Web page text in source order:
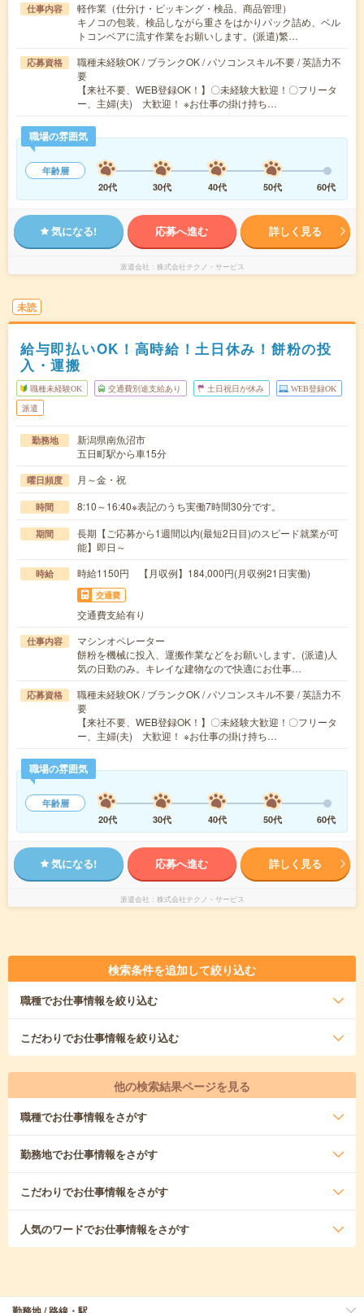
仕事内容
軽作業（仕分け・ピッキング・検品、商品管理）
キノコの包装、検品しながら重さをはかりパック詰め、ベル
トコンベアに流す作業をお願いします。(派遣)繁…
応募資格
職種未経験OK / ブランクOK / パソコンスキル不要 / 英語力不
要
【来社不要、WEB登録OK！】〇未経験大歓迎！〇フリータ
ー、主婦(夫) 大歓迎！ ※お仕事の掛け持ち…
職場の雰囲気
年齢層
20代
30代 40代 50代 60代
気になる! 応募へ進む 詳しく見る
派遣会社 株式会社テクノ・サービス
未読
給与即払いOK！高時給！土日休み！餅粉の投
入・運搬
職種未経験OK 交通費別途支給あり 土日祝日が休み WEB登録OK
派遣
勤務地
新潟県南魚沼市
五日町駅から車15分
曜日頻度 月～金・祝
時間 8:10～16:40※表記のうち実働7時間30分です。
期間
長期【ご応募から1週間以内(最短2日目)のスピード就業が可
能】即日～
時給 時給1150円 【月収例】184,000円(月収例21日実働)
交通費
交通費支給有り
仕事内容
マシンオペレーター
餅粉を機械に投入、運搬作業などをお願いします。(派遣)人
気の日勤のみ。キレイな建物なので快適にお仕事…
応募資格
職種未経験OK / ブランクOK / パソコンスキル不要 / 英語力不
要
【来社不要、WEB登録OK！】〇未経験大歓迎！〇フリータ
ー、主婦(夫) 大歓迎！ ※お仕事の掛け持ち…
職場の雰囲気
年齢層
20代
30代 40代 50代 60代
気になる! 応募へ進む 詳しく見る
派遣会社 株式会社テクノ・サービス
検索条件を追加して絞り込む
職種でお仕事情報を絞り込む
こだわりでお仕事情報を絞り込む
他の検索結果ページを見る
職種でお仕事情報をさがす
勤務地でお仕事情報をさがす
こだわりでお仕事情報をさがす
人気のワードでお仕事情報をさがす